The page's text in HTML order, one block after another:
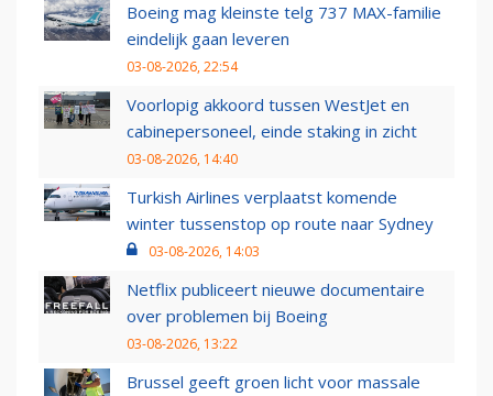
Boeing mag kleinste telg 737 MAX-familie
eindelijk gaan leveren
03-08-2026, 22:54
Voorlopig akkoord tussen WestJet en
cabinepersoneel, einde staking in zicht
03-08-2026, 14:40
Turkish Airlines verplaatst komende
winter tussenstop op route naar Sydney
03-08-2026, 14:03
Netflix publiceert nieuwe documentaire
over problemen bij Boeing
03-08-2026, 13:22
Brussel geeft groen licht voor massale